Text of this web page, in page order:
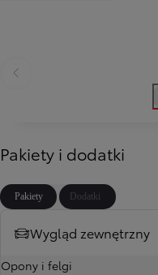
Poprzedni
Pakiety i dodatki
Pakiety Dodatki
Wygląd zewnętrzny
Opony i felgi